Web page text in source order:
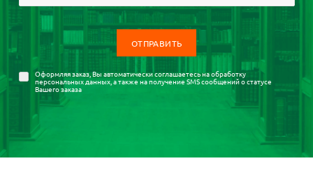
Оформляя заказ, Вы автоматически соглашаетесь наобработку
персональных данных, а также на получение SMS сообщений о статусе
Вашего заказа